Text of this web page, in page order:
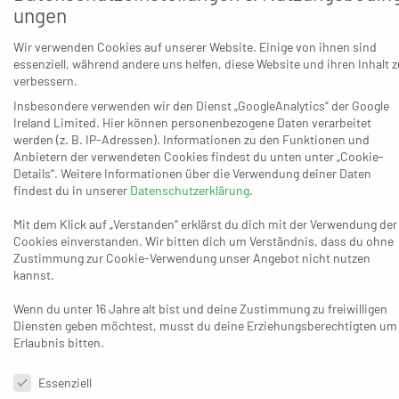
Leiter Markus Sonnenberg (dunkles Trikot)
hatte im März in Ratingen das für ihn ziemlich
zweifelhafte Vergnügen, immer wieder an
seinem heutigen Teamkollegen Nils Thorben
Wege
Opladen
sind
nun
deutlich
kürzer,
die
sportliche Ansprüche mindestens ebenso hoch wie
bisher – und Schmidt, der bereits eine halbe Ewigkeit im
Handball zu Hause zu sein scheint, doch erst 25 Jahre alt.
ungen
Wir verwenden Cookies auf unserer Website. Einige von ihnen sind
essenziell, während andere uns helfen, diese Website und ihren Inhalt
verbessern.
Insbesondere verwenden wir den Dienst „GoogleAnalytics“ der Google
Ireland Limited. Hier können personenbezogene Daten verarbeitet
werden (z. B. IP-Adressen). Informationen zu den Funktionen und
Anbietern der verwendeten Cookies findest du unten unter „Cookie-
Details“. Weitere Informationen über die Verwendung deiner Daten
findest du in unserer Datenschutzerklärung.
Mit dem Klick auf „Verstanden“ erklärst du dich mit der Verwendung der
Cookies einverstanden. Wir bitten dich um Verständnis, dass du ohne
Zustimmung zur Cookie-Verwendung unser Angebot nicht nutzen
kannst.
Wenn du unter 16 Jahre alt bist und deine Zustimmung zu freiwilligen
Diensten geben möchtest, musst du deine Erziehungsberechtigten um
Erlaubnis bitten.
Datenschutzeinstellungen & Nutzungsbedingungen
Essenziell